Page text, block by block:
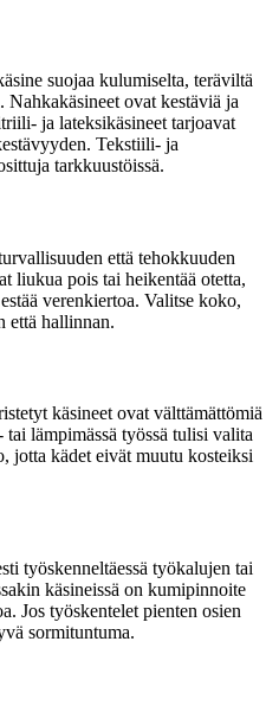
suojaa kulumiselta, teräviltä
ovat kestäviä ja
ja lateksikäsineet tarjoavat
Tekstiili- ja
tarkkuustöissä.
että tehokkuuden
liukua pois tai heikentää otetta,
verenkiertoa. Valitse koko,
että hallinnan.
käsineet ovat välttämättömiä
lämpimässä työssä tulisi valita
jotta kädet eivät muutu kosteiksi
työskenneltäessä työkalujen tai
käsineissä on kumipinnoite
Jos työskentelet pienten osien
sormituntuma.